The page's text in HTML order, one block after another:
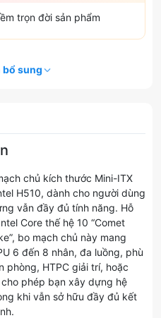
trọn đời sản phẩm
bổ sung
chủ kích thước Mini-ITX
H510, dành cho người dùng
vẫn đầy đủ tính năng. Hỗ
Core thế hệ 10 “Comet
bo mạch chủ này mang
6 đến 8 nhân, đa luồng, phù
phòng, HTPC giải trí, hoặc
phép bạn xây dựng hệ
khi vẫn sở hữu đầy đủ kết